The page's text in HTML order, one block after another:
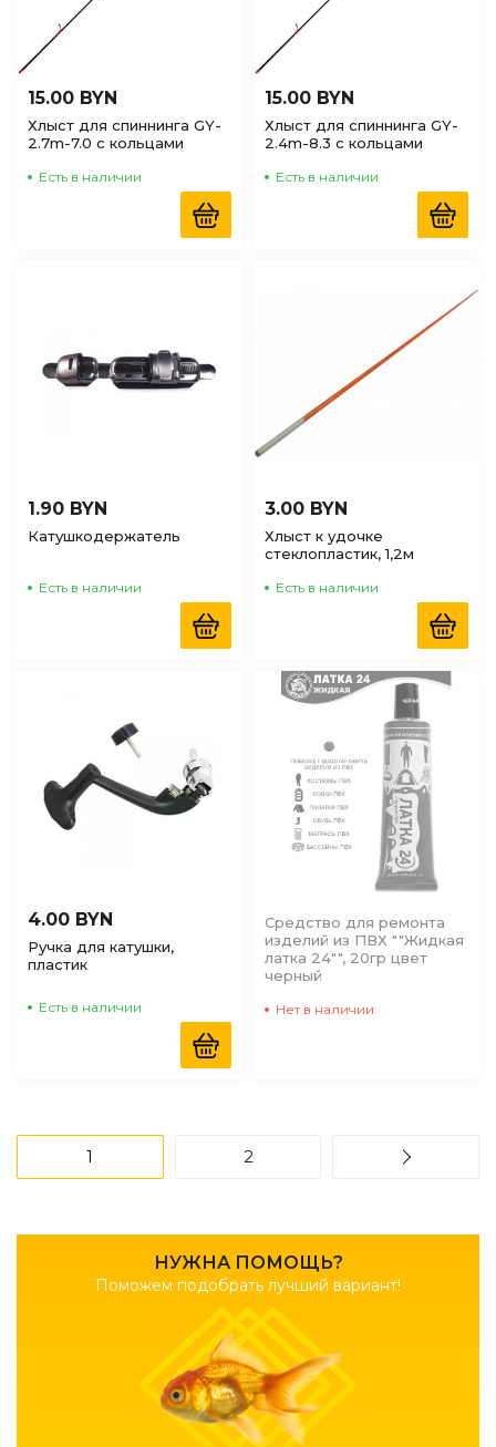
НУЖНА ПОМОЩЬ?
Поможем подобрать лучший вариант!
15.00 BYN
Хлыст для спиннинга GY-
2.7m-7.0 с кольцами
Есть в наличии
15.00 BYN
Хлыст для спиннинга GY-
2.4m-8.3 с кольцами
Есть в наличии
1.90 BYN
Катушкодержатель
Есть в наличии
3.00 BYN
Хлыст к удочке
стеклопластик, 1,2м
Есть в наличии
4.00 BYN
Ручка для катушки,
пластик
Есть в наличии
Средство для ремонта
изделий из ПВХ ""Жидкая
латка 24"", 20гр цвет
черный
Нет в наличии
1 2